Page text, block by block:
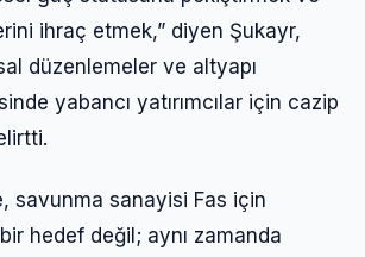
ihraç etmek,” diyen Şukayr,
düzenlemeler ve altyapı
yabancı yatırımcılar için cazip
savunma sanayisi Fas için
hedef değil; aynı zamanda